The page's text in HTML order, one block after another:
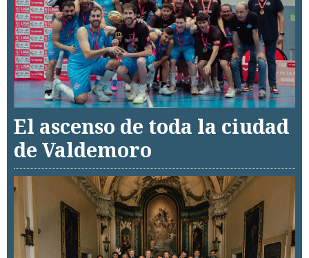
El ascenso de toda la ciudad
de Valdemoro